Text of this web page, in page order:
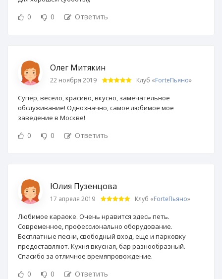
0 0 Ответить
Олег Митякин
22 ноября 2019 Клуб «ForteПьяно»
Супер, весело, красиво, вкусно, замечательное
обслуживание! Однозначно, самое любимое мое
заведение в Москве!
0 0 Ответить
Юлия Пузенцова
17 апреля 2019 Клуб «ForteПьяно»
Любимое караоке. Очень нравится здесь петь.
Современное, профессионально оборудование.
Бесплатные песни, свободный вход, еще и парковку
предоставляют. Кухня вкусная, бар разнообразный.
Спасибо за отличное времяпровождение.
0 0 Ответить